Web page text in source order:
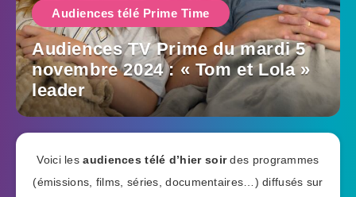
Audiences télé Prime Time
Audiences TV Prime du mardi 5
novembre 2024 : « Tom et Lola »
leader
Voici lesaudiences télé d’hier soirdes programmes
(émissions, films, séries, documentaires…) diffusés sur